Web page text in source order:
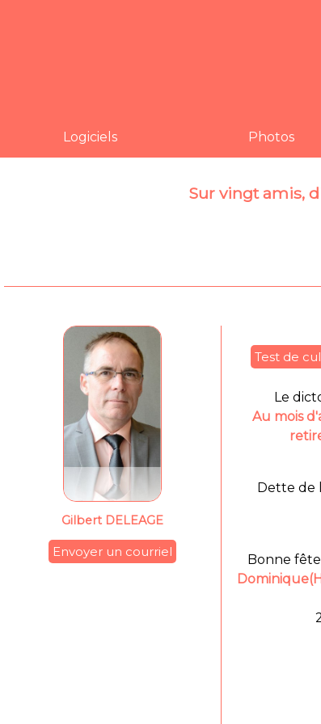
Logiciels Photos
Sur vingt amis,
Gilbert DELEAGE
Envoyer un courriel
Test de
Le
Au mois
Dette de
Bonne